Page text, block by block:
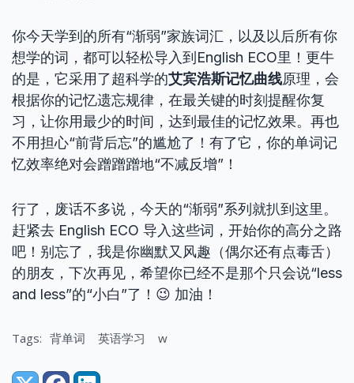
你今天学到的所有“渐弱”家族词汇，以及以后所有你
想学的词，都可以轻松导入到English ECO里！更牛
的是，它采用了超科学的艾宾浩斯记忆曲线原理，会
根据你的记忆遗忘规律，在最关键的时刻提醒你复
习，让你用最少的时间，达到最佳的记忆效果。再也
不用担心“前背后忘”的尴尬了！有了它，你的单词记
忆效率绝对会蹭蹭蹭地“不减反增”！
行了，废话不多说，今天的“渐弱”系列就扒到这里。
赶紧去 English ECO 导入这些词，开始你的高分之路
吧！别忘了，我是你幽默又风趣（偶尔还有点毒舌）
的朋友，下次再见，希望你已经不是那个只会说“less
and less”的“小白”了！😉 加油！
Tags: 背单词 英语学习 w